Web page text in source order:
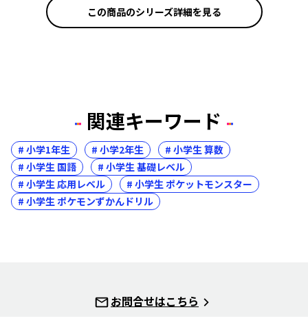
この商品のシリーズ詳細を見る
関連キーワード
# 小学1年生 # 小学2年生
# 小学生 算数
# 小学生 国語
# 小学生 基礎レベル
# 小学生 応用レベル
# 小学生 ポケットモンスター
# 小学生 ポケモンずかんドリル
お問合せはこちら